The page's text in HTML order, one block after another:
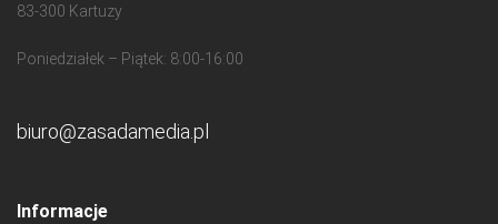
83-300 Kartuzy
Poniedziałek – Piątek: 8:00-16:00
biuro@zasadamedia.pl
Informacje